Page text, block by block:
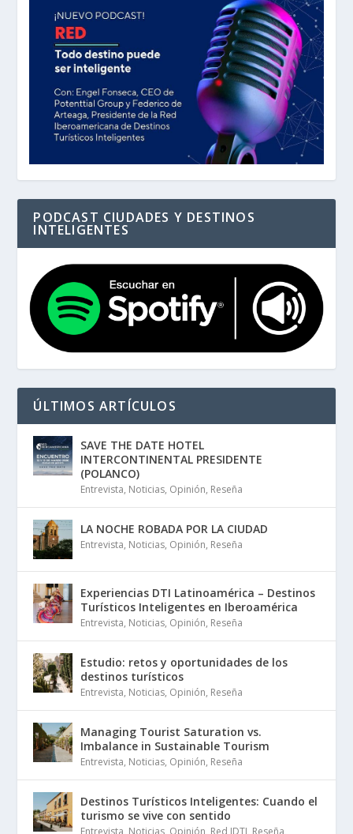
PODCAST CIUDADES Y DESTINOS
INTELIGENTES
ÚLTIMOS ARTÍCULOS
SAVE THE DATE HOTEL
INTERCONTINENTAL PRESIDENTE
(POLANCO)
Entrevista, Noticias, Opinión, Reseña
LA NOCHE ROBADA POR LA CIUDAD
Entrevista, Noticias, Opinión, Reseña
Experiencias DTI Latinoamérica – Destinos
Turísticos Inteligentes en Iberoamérica
Entrevista, Noticias, Opinión, Reseña
Estudio: retos y oportunidades de los
destinos turísticos
Entrevista, Noticias, Opinión, Reseña
Managing Tourist Saturation vs.
Imbalance in Sustainable Tourism
Entrevista, Noticias, Opinión, Reseña
Destinos Turísticos Inteligentes: Cuando el
turismo se vive con sentido
Entrevista, Noticias, Opinión, Red IDTI, Reseña,